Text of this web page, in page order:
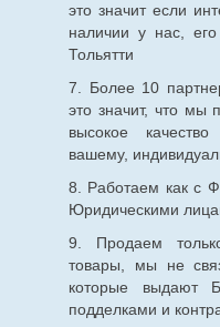
это значит если
наличии у нас,
Тольятти
7. Более 10
это значит, что мы
высокое
вашему,
8. Работаем как с
Юридическими
9. Продаем
товары, мы не
которые выдают
подделками и